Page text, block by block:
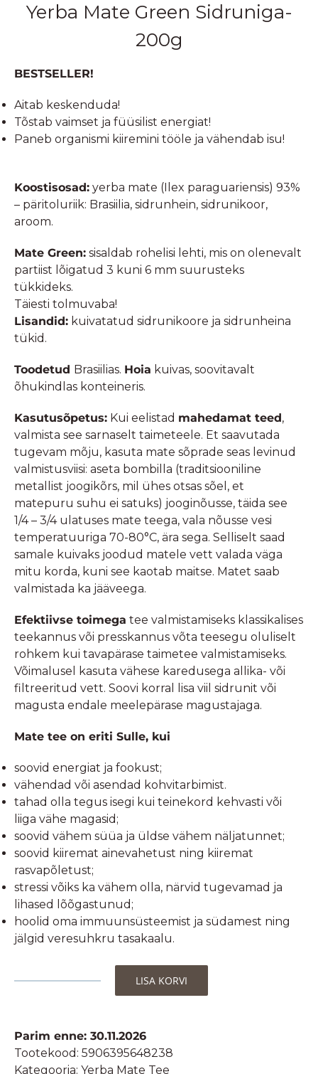
Yerba Mate Green Sidruniga-
200g
BESTSELLER!
Aitab keskenduda!
Tõstab vaimset ja füüsilist energiat!
Paneb organismi kiiremini tööle ja vähendab isu!
Koostisosad: yerba mate (Ilex paraguariensis) 93%
– päritoluriik: Brasiilia, sidrunhein, sidrunikoor,
aroom.
Mate Green: sisaldab rohelisi lehti, mis on olenevalt
partiist lõigatud 3 kuni 6 mm suurusteks
tükkideks.
Täiesti tolmuvaba!
Lisandid: kuivatatud sidrunikoore ja sidrunheina
tükid.
Toodetud Brasiilias. Hoia kuivas, soovitavalt
õhukindlas konteineris.
Kasutusõpetus: Kui eelistad mahedamat teed,
valmista see sarnaselt taimeteele. Et saavutada
tugevam mõju, kasuta mate sõprade seas levinud
valmistusviisi: aseta bombilla (traditsiooniline
metallist joogikõrs, mil ühes otsas sõel, et
matepuru suhu ei satuks) jooginõusse, täida see
1/4 – 3/4 ulatuses mate teega, vala nõusse vesi
temperatuuriga 70-80°C, ära sega. Selliselt saad
samale kuivaks joodud matele vett valada väga
mitu korda, kuni see kaotab maitse. Matet saab
valmistada ka jääveega.
Efektiivse toimega tee valmistamiseks klassikalises
teekannus või presskannus võta teesegu oluliselt
rohkem kui tavapärase taimetee valmistamiseks.
Võimalusel kasuta vähese karedusega allika- või
filtreeritud vett. Soovi korral lisa viil sidrunit või
magusta endale meelepärase magustajaga.
Mate tee on eriti Sulle, kui
soovid energiat ja fookust;
vähendad või asendad kohvitarbimist.
tahad olla tegus isegi kui teinekord kehvasti või
liiga vähe magasid;
soovid vähem süüa ja üldse vähem näljatunnet;
soovid kiiremat ainevahetust ning kiiremat
rasvapõletust;
stressi võiks ka vähem olla, närvid tugevamad ja
lihased lõõgastunud;
hoolid oma immuunsüsteemist ja südamest ning
jälgid veresuhkru tasakaalu.
Lemon-
Sidruniga
LISA KORVI
Parim enne: 30.11.2026
Tootekood: 5906395648238
Kategooria: Yerba Mate Tee